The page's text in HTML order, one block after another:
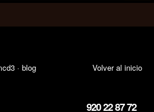
Volver al inicio
· blog
920 22 87 72